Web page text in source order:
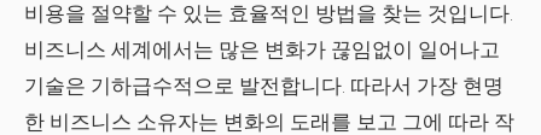
비용을 절약할 수 있는 효율적인 방법을 찾는 것입니다.
비즈니스 세계에서는 많은 변화가 끊임없이 일어나고
기술은 기하급수적으로 발전합니다. 따라서 가장 현명
한 비즈니스 소유자는 변화의 도래를 보고 그에 따라 작